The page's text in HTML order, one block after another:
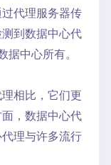
代理服务器传
到数据中心代
据中心所有。
相比，它们更
，数据中心代
理与许多流行